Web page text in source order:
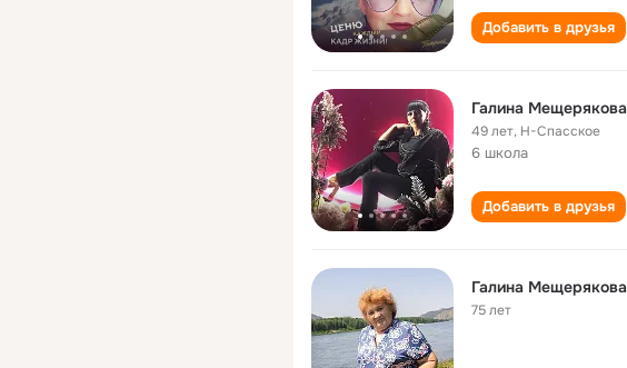
Добавить в друзья
Галина Мещерякова
49 лет, Н-Спасское
6 школа
Добавить в друзья
Галина Мещерякова
75 лет